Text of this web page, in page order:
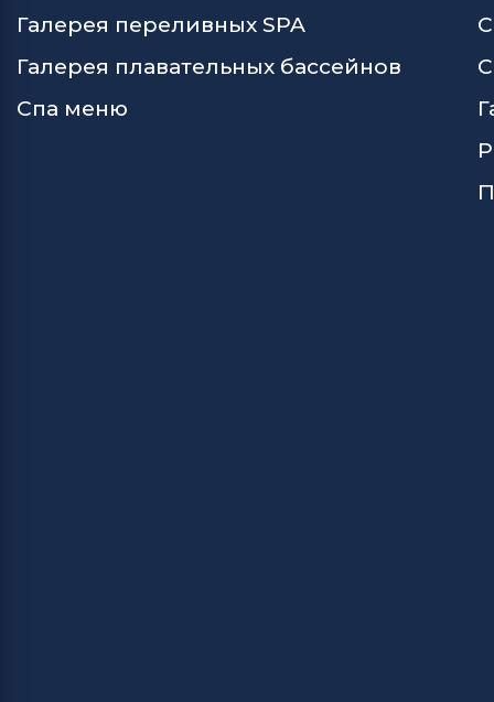
Галерея переливных SPA
Галерея плавательных бассейнов
Спа меню